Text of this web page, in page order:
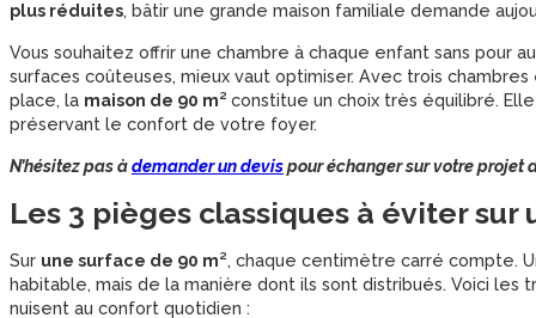
plus réduites, bâtir une grande maison familiale demande
Vous souhaitez offrir une chambre à chaque enfant sans pour
surfaces coûteuses, mieux vaut optimiser. Avec trois
place, la maison de 90 m² constitue un choix très équilibré.
préservant le confort de votre foyer.
N’hésitez pas àdemander un devispour échanger sur votre projet
Les 3 pièges classiques à éviter sur
Sur une surface de 90 m², chaque centimètre carré compte.
habitable, mais de la manière dont ils sont distribués. Voici
nuisent au confort quotidien :